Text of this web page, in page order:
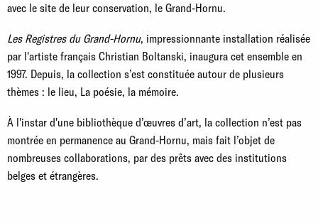
avec le site de leur conservation, le Grand-Hornu.
Les Registres du Grand-Hornu, impressionnante installation réalisée
par l'artiste français Christian Boltanski, inaugura cet ensemble en
1997. Depuis, la collection s’est constituée autour de plusieurs
thèmes : le lieu, La poésie, la mémoire.
À l'instar d'une bibliothèque d’œuvres d’art, la collection n’est pas
montrée en permanence au Grand-Hornu, mais fait l’objet de
nombreuses collaborations, par des prêts avec des institutions
belges et étrangères.